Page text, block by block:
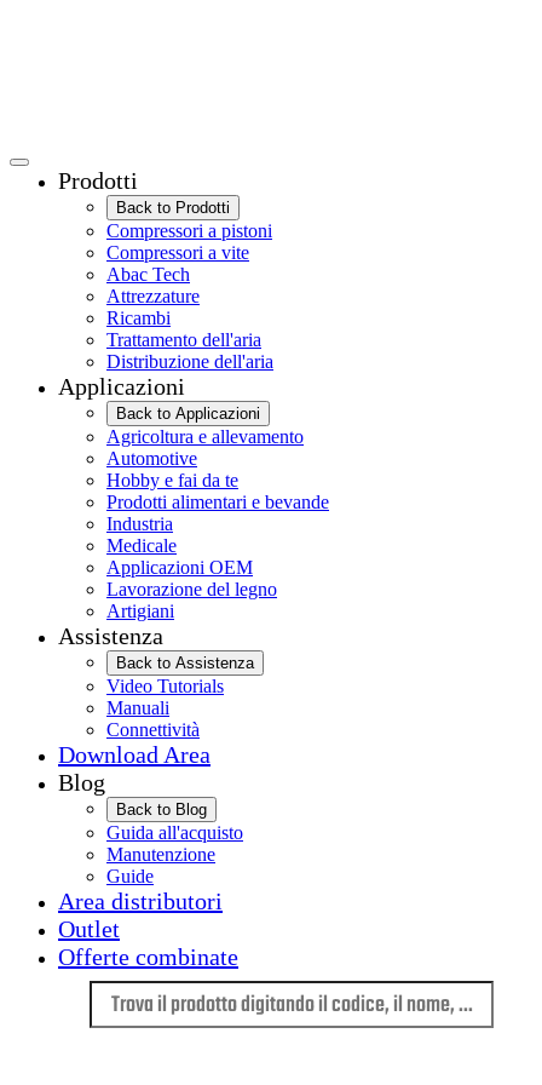
Prodotti
Back to Prodotti
Compressori a pistoni
Compressori a vite
Abac Tech
Attrezzature
Ricambi
Trattamento dell'aria
Distribuzione dell'aria
Applicazioni
Back to Applicazioni
Agricoltura e allevamento
Automotive
Hobby e fai da te
Prodotti alimentari e bevande
Industria
Medicale
Applicazioni OEM
Lavorazione del legno
Artigiani
Assistenza
Back to Assistenza
Video Tutorials
Manuali
Connettività
Download Area
Blog
Back to Blog
Guida all'acquisto
Manutenzione
Guide
Area distributori
Outlet
Offerte combinate